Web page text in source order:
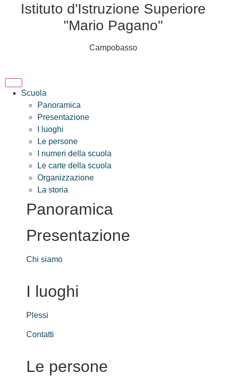
Istituto d'Istruzione Superiore
"Mario Pagano"
Campobasso
Scuola
Panoramica
Presentazione
I luoghi
Le persone
I numeri della scuola
Le carte della scuola
Organizzazione
La storia
Panoramica
Presentazione
Chi siamo
I luoghi
Plessi
Contatti
Le persone